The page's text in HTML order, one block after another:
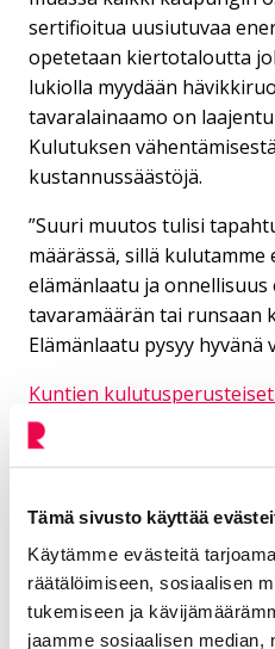
Tämä sivusto käyttää
Käytämme evästeitä
räätälöimiseen, sosiaalisen
tukemiseen ja
jaamme sosiaalisen median,
sertifioitua uusiutuvaa
opetetaan kiertotaloutta
lukiolla myydään
tavaralainaamo on
Kulutuksen
kustannussäästöjä.
”Suuri muutos tulisi
määrässä, sillä kulutamme
elämänlaatu ja onnellisuus
tavaramäärän tai runsaan
Elämänlaatu pysyy hyvänä
Kuntien
-verkkosivu (Syke)
Suomen
tasosta
Resurssiviisas Riihimäki -
Kiertotalous Riihimäellä